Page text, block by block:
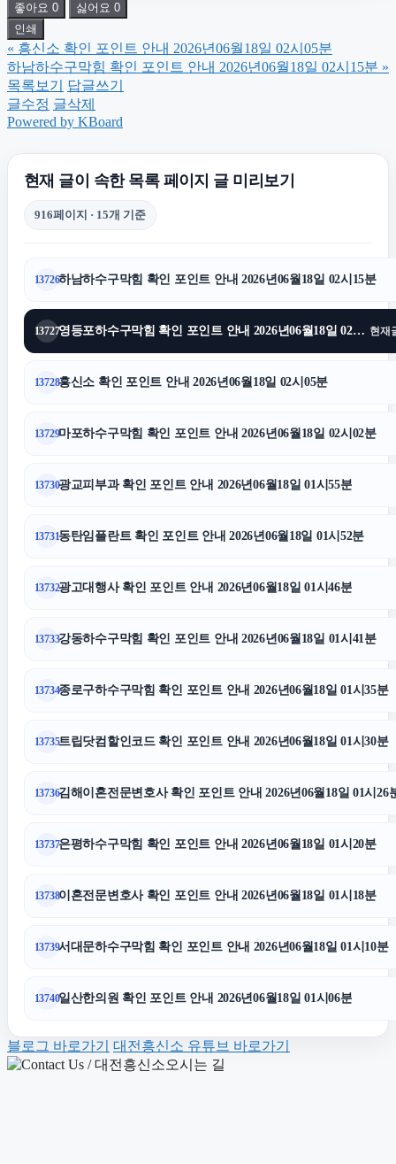
서대문구하수구막힘
용인이혼전문변호사
수원형사전문변호사
수원이혼변호사
폰테크
의정부형사변호사
흥신소
종로하수구막힘
좋아요 0 싫어요 0
인쇄
« 흥신소 확인 포인트 안내 2026년06월18일 02시05분
하남하수구막힘 확인 포인트 안내 2026년06월18일 02시15분 »
목록보기
답글쓰기
글수정 글삭제
Powered by KBoard
현재 글이 속한 목록 페이지 글 미리보기
916페이지 · 15개 기준
13726하남하수구막힘 확인 포인트 안내 2026년06월18일 02시15분
13727 영등포하수구막힘 확인 포인트 안내 2026년06월18일 02시11분 현재
13728흥신소 확인 포인트 안내 2026년06월18일 02시05분
13729마포하수구막힘 확인 포인트 안내 2026년06월18일 02시02분
13730광교피부과 확인 포인트 안내 2026년06월18일 01시55분
13731동탄임플란트 확인 포인트 안내 2026년06월18일 01시52분
13732광고대행사 확인 포인트 안내 2026년06월18일 01시46분
13733강동하수구막힘 확인 포인트 안내 2026년06월18일 01시41분
13734종로구하수구막힘 확인 포인트 안내 2026년06월18일 01시35분
13735트립닷컴할인코드 확인 포인트 안내 2026년06월18일 01시30분
13736김해이혼전문변호사 확인 포인트 안내 2026년06월18일 01시26
13737은평하수구막힘 확인 포인트 안내 2026년06월18일 01시20분
13738이혼전문변호사 확인 포인트 안내 2026년06월18일 01시18분
13739서대문하수구막힘 확인 포인트 안내 2026년06월18일 01시10분
13740일산한의원 확인 포인트 안내 2026년06월18일 01시06분
블로그 바로가기 대전흥신소 유튜브 바로가기